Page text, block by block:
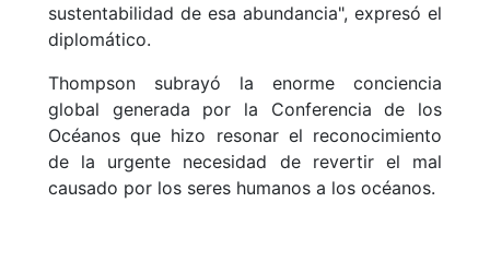
sustentabilidad de esa abundancia", expresó el
diplomático.
Thompson subrayó la enorme conciencia
global generada por la Conferencia de los
Océanos que hizo resonar el reconocimiento
de la urgente necesidad de revertir el mal
causado por los seres humanos a los océanos.